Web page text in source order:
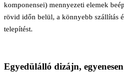
komponensei) mennyezeti elemek
rövid időn belül, a könnyebb szállítás
telepítést.
Egyedülálló dizájn,